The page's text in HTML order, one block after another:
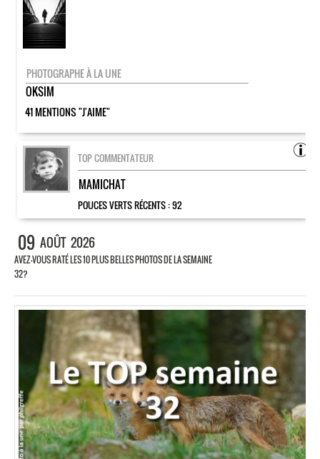
PHOTOGRAPHE À LA UNE
OKSIM
41 MENTIONS "J'AIME"
TOP COMMENTATEUR
MAMICHAT
POUCES VERTS RÉCENTS :92
09 AOÛT 2026
AVEZ-VOUS RATÉ LES 10 PLUS BELLES PHOTOS DE LA SEMAINE
32?